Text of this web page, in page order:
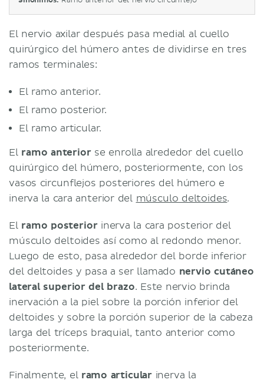
El nervio axilar después pasa medial al cuello
quirúrgico del húmero antes de dividirse en tres
ramos terminales:
El ramo anterior.
El ramo posterior.
El ramo articular.
El ramo anteriorse enrolla alrededor del cuello
quirúrgico del húmero, posteriormente, con los
vasos circunflejos posteriores del húmero e
inerva la cara anterior del músculo deltoides.
El ramo posteriorinerva la cara posterior del
músculo deltoides así como al redondo menor.
Luego de esto, pasa alrededor del borde inferior
del deltoides y pasa a ser llamado nervio cutáneo
lateral superior del brazo. Este nervio brinda
inervación a la piel sobre la porción inferior del
deltoides y sobre la porción superior de la cabeza
larga del tríceps braquial, tanto anterior como
posteriormente.
Finalmente, el ramo articular inerva la